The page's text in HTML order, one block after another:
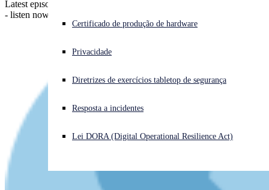
Enfrentando um ataque cibernético? Obtenha ajuda imediata
Português (Brasil) Open language switcher
Certificado de produção de hardware
Privacidade
Diretrizes de exercícios tabletop de segurança
Resposta a incidentes
Lei DORA (Digital Operational Resilience Act)
Latest episode - lots to learn - plain English - fun with a serious side
- listen now!